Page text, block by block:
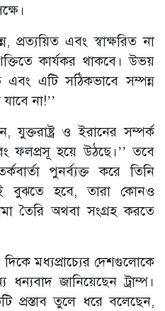
প্রত্যয়িত এবং স্বাক্ষরিত না
কার্যকর থাকবে। উভয়
এবং এটি সঠিকভাবে সম্পন্ন
না!’’
যুক্তরাষ্ট্র ও ইরানের সম্পর্ক
ফলপ্রসূ হয়ে উঠছে।’’ তবে
পুনর্ব্যক্ত করে তিনি
বুঝতে হবে, তারা কোনও
তৈরি অথবা সংগ্রহ করতে
মধ্যপ্রাচ্যের দেশগুলোকে
জানিয়েছেন ট্রাম্প।
প্রস্তাব তুলে ধরে বলেছেন,